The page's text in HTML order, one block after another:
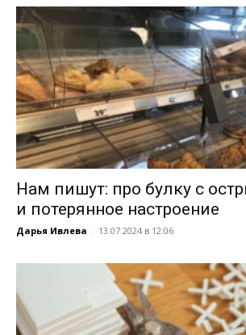
Нам пишут: про булку с
и потерянное настроение
Дарья Ивлева - 13.07.2024 в 12:06